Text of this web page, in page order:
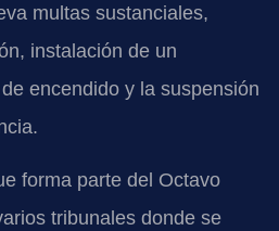
multas sustanciales,
instalación de un
encendido y la suspensión
forma parte del Octavo
tribunales donde se